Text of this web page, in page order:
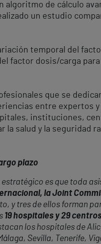
algoritmo de cálculo
un estudio
temporal del
factor dosis/carga
que se
entre expertos
instituciones,
salud y la seguridad
plazo
es que toda
la Joint
y tres de ellos forman
19 hospitales y 29
los hospitales de
Sevilla, Tenerife,